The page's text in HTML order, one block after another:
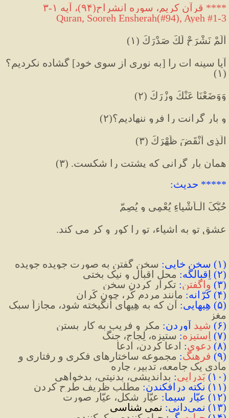
**** قرآن کریم، سوره انشراح(۹۴)، آیه ۱-۳
Quran, Sooreh Ensherah(#94), Ayeh #1-3
أَلَمْ نَشْرَحْ لَكَ صَدْرَكَ (١ )
آیا سینه ات را [به نوری از سوی خود] گشاده نکردیم؟
(۱ )
وَوَضَعْنَا عَنْكَ وِزْرَكَ (٢ )
و بار گرانت را فرو ننهادیم؟(۲ )
الَّذِي أَنْقَضَ ظَهْرَكَ (٣ )
همان بار گرانی که پشتت را شکست. (۳ )
***** حدیث:
حُبُّکَ الْـاَشْیاءِ یُعْمِی و یُصِمّ
عشق تو به اشیاء، تو را کور و کر می کند.
(۱) سخن خایی: سخن گفتن به صورت جویده جویده
(۲) اِقبالگَه: محل اقبال و نیک بختی
(۳) واگفتن: تکرار کردن سخن
(۴) کَرّانه: مانند مردم کَر، چون کَران
(۵) هِیهایی:
مغز
(۶) شید آوردن: مکر و فریب به کار بستن
(۷) اِستیزه: ستیزه، لِجاج، جنگ
(۸) دعوی: ادعا کردن، ادعا
(۹) فرهنگ:
مادی یک جامعه، تدبیر، چاره
(۱۰) بَدرایی: بداندیشی، بدنیتی، بدخواهی
(۱۱) نکته درافکندن: مطلب ظریف طرح کردن
(۱۲) عیّار سیما: عیّار شکل، عیّار صورت
(۱۳) نمی‌دانی:
نمی شناسی